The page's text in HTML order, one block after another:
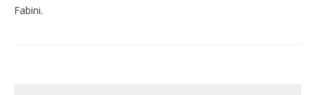
Fabini.